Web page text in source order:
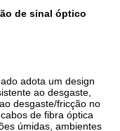
de sinal óptico
adota um design
ao desgaste,
desgaste/fricção no
de fibra óptica
úmidas, ambientes